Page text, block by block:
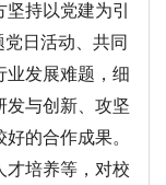
持以党建为引
日活动、共同
业发展难题，细
发与创新、攻坚
的合作成果。
才培养等，对校